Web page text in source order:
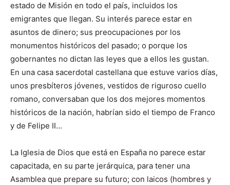
estado de Misión en todo el país, incluidos los
emigrantes que llegan. Su interés parece estar en
asuntos de dinero; sus preocupaciones por los
monumentos históricos del pasado; o porque los
gobernantes no dictan las leyes que a ellos les gustan.
En una casa sacerdotal castellana que estuve varios días,
unos presbíteros jóvenes, vestidos de riguroso cuello
romano, conversaban que los dos mejores momentos
históricos de la nación, habrían sido el tiempo de Franco
y de Felipe II…
La Iglesia de Dios que está en España no parece estar
capacitada, en su parte jerárquica, para tener una
Asamblea que prepare su futuro; con laicos (hombres y